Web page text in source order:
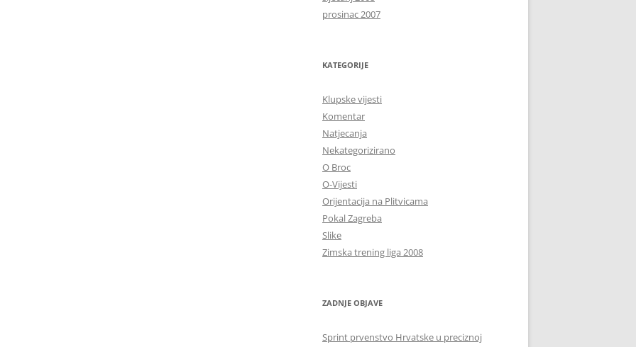
prosinac 2007
KATEGORIJE
Klupske vijesti
Komentar
Natjecanja
Nekategorizirano
O Broc
O-Vijesti
Orijentacija na Plitvicama
Pokal Zagreba
Slike
Zimska trening liga 2008
ZADNJE OBJAVE
Sprint prvenstvo Hrvatske u preciznoj